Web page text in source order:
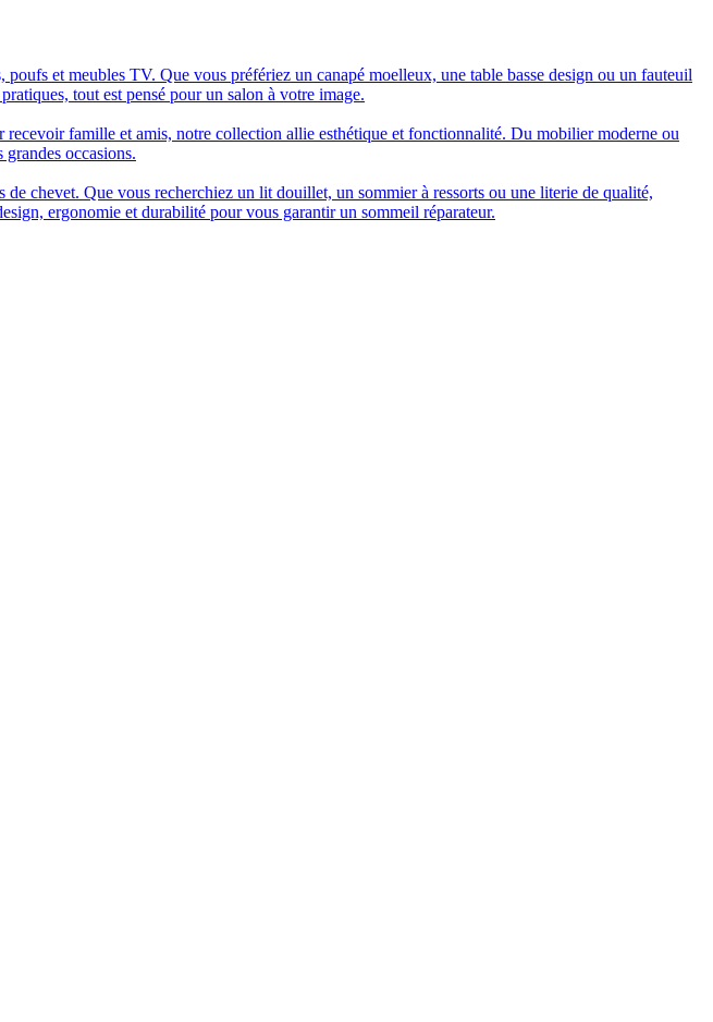
et meubles TV. Que vous préfériez un canapé moelleux, une table basse design ou un fauteuil
tout est pensé pour un salon à votre image.
famille et amis, notre collection allie esthétique et fonctionnalité. Du mobilier moderne ou
occasions.
chevet. Que vous recherchiez un lit douillet, un sommier à ressorts ou une literie de qualité,
ergonomie et durabilité pour vous garantir un sommeil réparateur.